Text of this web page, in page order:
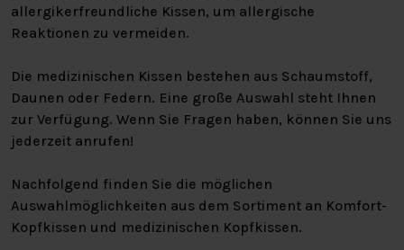
allergikerfreundliche Kissen, um allergische
Reaktionen zu vermeiden.
Die medizinischen Kissen bestehen aus Schaumstoff,
Daunen oder Federn. Eine große Auswahl steht Ihnen
zur Verfügung. Wenn Sie Fragen haben, können Sie uns
jederzeit anrufen!
Nachfolgend finden Sie die möglichen
Auswahlmöglichkeiten aus dem Sortiment an Komfort-
Kopfkissen und medizinischen Kopfkissen.